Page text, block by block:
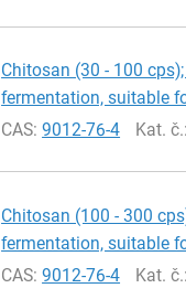
Chitosan (30 - 100
fermentation, suitable
CAS:9012-76-4 Kat. č.
Chitosan (100 - 300
fermentation, suitable
CAS:9012-76-4 Kat. č.